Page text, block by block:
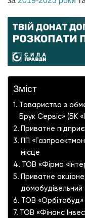
Зміст
Товариство з
Брук Сервіс» (БК
Приватне
ПП
місце
ТОВ «Фірма
Приватне
домобудівельний
ТОВ «Орбітабуд»
ТОВ «Фінанс